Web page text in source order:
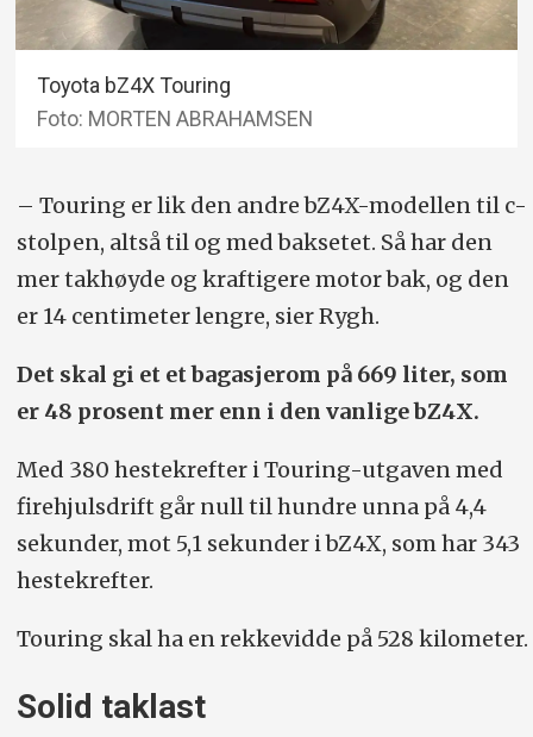
Toyota bZ4X Touring
Foto: MORTEN ABRAHAMSEN
– Touring er lik den andre bZ4X-modellen til c-
stolpen, altså til og med baksetet. Så har den
mer takhøyde og kraftigere motor bak, og den
er 14 centimeter lengre, sier Rygh.
Det skal gi et et bagasjerom på 669 liter, som
er 48 prosent mer enn i den vanlige bZ4X.
Med 380 hestekrefter i Touring-utgaven med
firehjulsdrift går null til hundre unna på 4,4
sekunder, mot 5,1 sekunder i bZ4X, som har 343
hestekrefter.
Touring skal ha en rekkevidde på 528 kilometer.
Solid taklast